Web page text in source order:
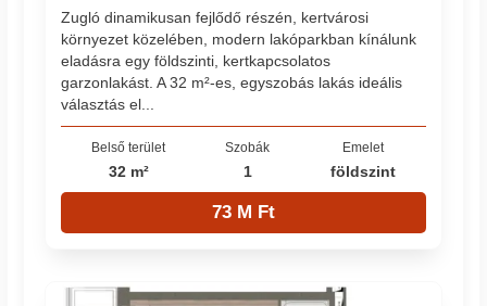
Zugló dinamikusan fejlődő részén, kertvárosi
környezet közelében, modern lakóparkban kínálunk
eladásra egy földszinti, kertkapcsolatos
garzonlakást. A 32 m²-es, egyszobás lakás ideális
választás el...
Belső terület
32 m²
Szobák
1
Emelet
földszint
73 M Ft